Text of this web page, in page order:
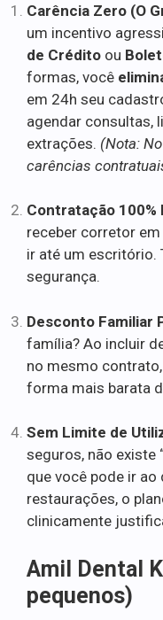
Carência Zero (O
um incentivo
de Crédito ou
formas, você
em 24h seu
agendar consultas,
extrações. (Nota:
carências
Contratação 100%
receber corretor
ir até um escritório.
segurança.
Desconto Familiar
família? Ao incluir
no mesmo
forma mais barata
Sem Limite de
seguros, não existe
que você pode ir
restaurações, o
clinicamente
Amil Dental
pequenos)